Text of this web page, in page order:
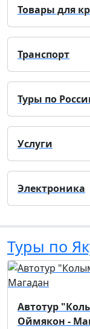
Товары для
Транспорт
Туры по
Услуги
Электроника
Туры по
Автотур
Оймякон -